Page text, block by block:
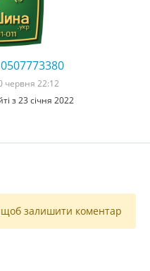
червня 22:12
з 23 січня 2022
щоб залишити коментар